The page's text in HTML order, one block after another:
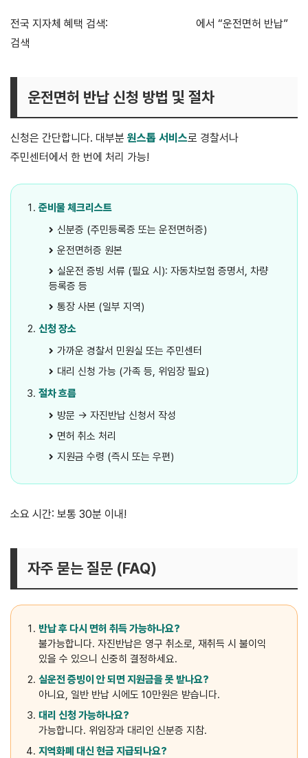
전국 지자체 혜택 검색:
에서 “운전면허 반납”
검색
운전면허 반납 신청 방법 및 절차
신청은 간단합니다. 대부분 원스톱 서비스로 경찰서나
주민센터에서 한 번에 처리 가능!
준비물 체크리스트
신분증 (주민등록증 또는 운전면허증)
운전면허증 원본
실운전 증빙 서류 (필요 시): 자동차보험 증명서, 차량
등록증 등
통장 사본 (일부 지역)
신청 장소
가까운 경찰서 민원실 또는 주민센터
대리 신청 가능 (가족 등, 위임장 필요)
절차 흐름
방문 → 자진반납 신청서 작성
면허 취소 처리
지원금 수령 (즉시 또는 우편)
소요 시간: 보통 30분 이내!
자주 묻는 질문 (FAQ)
반납 후 다시 면허 취득 가능하나요?
불가능합니다. 자진반납은 영구 취소로, 재취득 시 불이익
있을 수 있으니 신중히 결정하세요.
실운전 증빙이 안 되면 지원금을 못 받나요?
아니요, 일반 반납 시에도 10만원은 받습니다.
대리 신청 가능하나요?
가능합니다. 위임장과 대리인 신분증 지참.
지역화폐 대신 현금 지급되나요?